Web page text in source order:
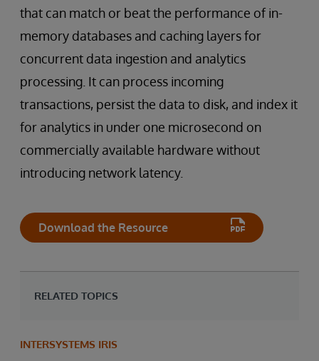
that can match or beat the performance of in-
memory databases and caching layers for
concurrent data ingestion and analytics
processing. It can process incoming
transactions, persist the data to disk, and index it
for analytics in under one microsecond on
commercially available hardware without
introducing network latency.
Download the Resource
RELATED TOPICS
INTERSYSTEMS IRIS